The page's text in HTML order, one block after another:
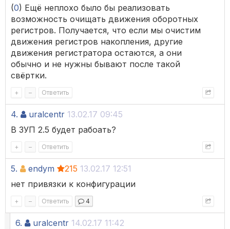
(0) Ещё неплохо было бы реализовать
возможность очищать движения оборотных
регистров. Получается, что если мы очистим
движения регистров накопления, другие
движения регистратора остаются, а они
обычно и не нужны бывают после такой
свёртки.
+ – Ответить
4. uralcentr 13.02.17 09:45
В ЗУП 2.5 будет рабоать?
+ – Ответить
5. endym 215 13.02.17 12:51
нет привязки к конфигурации
+ – Ответить 4
6. uralcentr 14.02.17 11:42